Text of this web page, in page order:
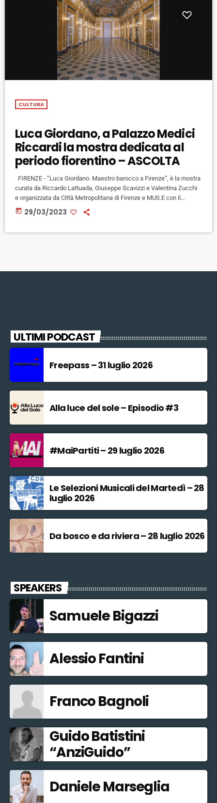
CULTURA
Luca Giordano, a Palazzo Medici
Riccardi la mostra dedicata al
periodo fiorentino – ASCOLTA
FIRENZE - “Luca Giordano. Maestro barocco a Firenze”, è la mostra
curata da Riccardo Lattuada, Giuseppe Scavizzi e Valentina Zucchi
e organizzata da Città Metropolitana di Firenze e MUS.E con il
sostegno di Business Strategies, in programma a Palazzo Medici
Riccardi dal 30 marzo al 5 settembre 2023. L'esposizione è centrata
today 29/03/2023
ULTIMI PODCAST
Freepass – 31 luglio 2026
Alla luce del sole – Episodio #3
#MaiPartiti – 29 luglio 2026
Le Selezioni Musicali del Martedì – 28
luglio 2026
Da bosco e da riviera – 28 luglio 2026
SPEAKERS
Samuele Bigazzi
Alessio Fantini
Franco Bagnoli
Guido Batistini
“AnziGuido”
Daniele Marseglia